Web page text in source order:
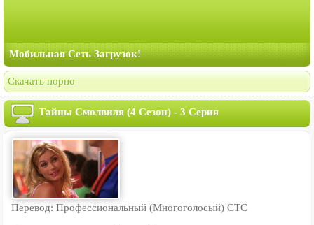
Мобильная Сеть Загрузок!
Скачать порно
Тайны Смолвиля (4 Сезон) - 3 Серия
Перевод: Профессиональный (Многоголосый) СТС